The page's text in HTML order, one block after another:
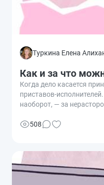
Туркина Елена
Как и за что
Когда дело касается
приставов-
наоборот, — за
наказание возможно и
508